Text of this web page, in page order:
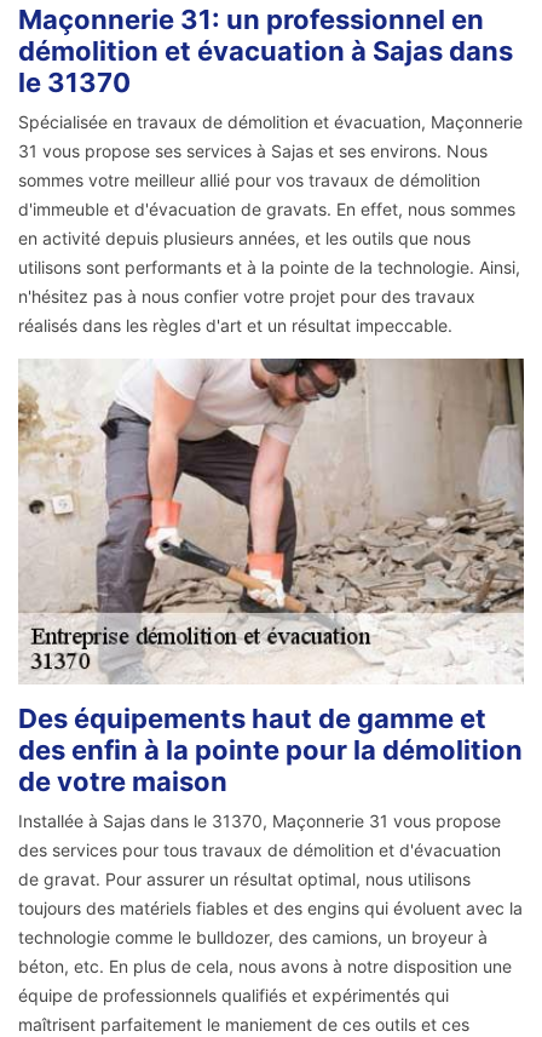
Maçonnerie 31: un professionnel en
démolition et évacuation à Sajas dans
le 31370
Spécialisée en travaux de démolition et évacuation, Maçonnerie
31 vous propose ses services à Sajas et ses environs. Nous
sommes votre meilleur allié pour vos travaux de démolition
d'immeuble et d'évacuation de gravats. En effet, nous sommes
en activité depuis plusieurs années, et les outils que nous
utilisons sont performants et à la pointe de la technologie. Ainsi,
n'hésitez pas à nous confier votre projet pour des travaux
réalisés dans les règles d'art et un résultat impeccable.
Des équipements haut de gamme et
des enfin à la pointe pour la démolition
de votre maison
Installée à Sajas dans le 31370, Maçonnerie 31 vous propose
des services pour tous travaux de démolition et d'évacuation
de gravat. Pour assurer un résultat optimal, nous utilisons
toujours des matériels fiables et des engins qui évoluent avec la
technologie comme le bulldozer, des camions, un broyeur à
béton, etc. En plus de cela, nous avons à notre disposition une
équipe de professionnels qualifiés et expérimentés qui
maîtrisent parfaitement le maniement de ces outils et ces